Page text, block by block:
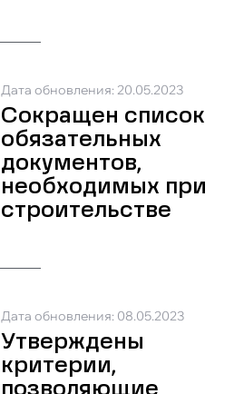
Дата обновления: 20.05.2023
Сокращен список
обязательных
документов,
необходимых при
строительстве
Дата обновления: 08.05.2023
Утверждены
критерии,